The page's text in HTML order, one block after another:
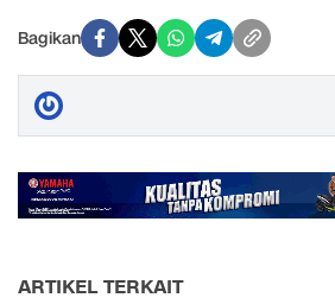
Bagikan
ARTIKEL TERKAIT